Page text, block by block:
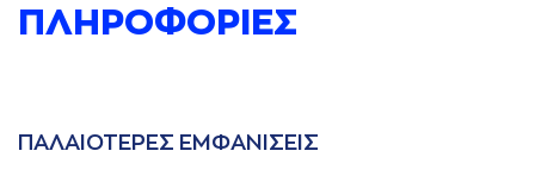
ΠΛΗΡΟΦΟΡΙΕΣ
ΠAΛAΙΟΤΕΡΕΣ ΕΜΦAΝΙΣΕΙΣ